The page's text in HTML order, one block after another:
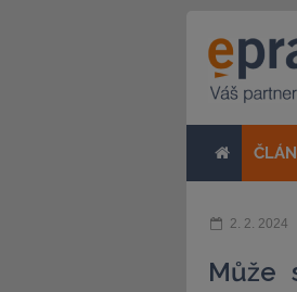
2. 2. 2024
Může